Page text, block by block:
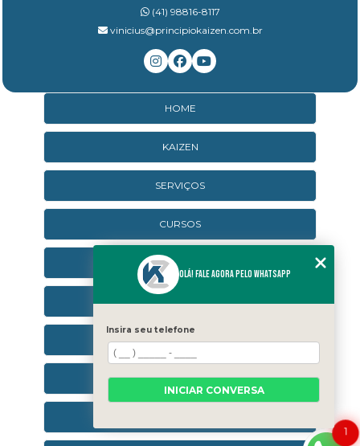
(41) 98816-8117
vinicius@principiokaizen.com.br
HOME
KAIZEN
SERVIÇOS
CURSOS
CURSOS ONLINE
AGENDA
CONTATO
CATEGORIAS
1
Olá! Fale agora pelo WhatsApp
Insira seu telefone
INICIAR CONVERSA